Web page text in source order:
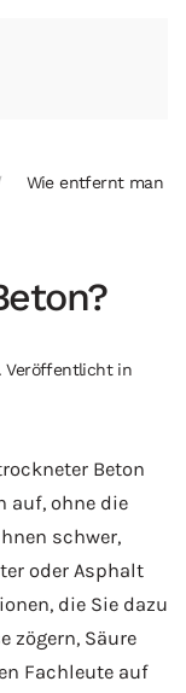
Wie entfernt man
. Veröffentlicht in
Beton
auf, ohne die
schwer,
oder Asphalt
die Sie dazu
zögern, Säure
Fachleute auf